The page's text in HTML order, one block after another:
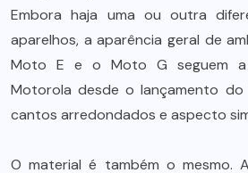
Embora haja uma ou outra
aparelhos, a aparência geral de
Moto E e o Moto G seguem a
Motorola desde o lançamento
cantos arredondados e aspecto
O material é também o mesmo.